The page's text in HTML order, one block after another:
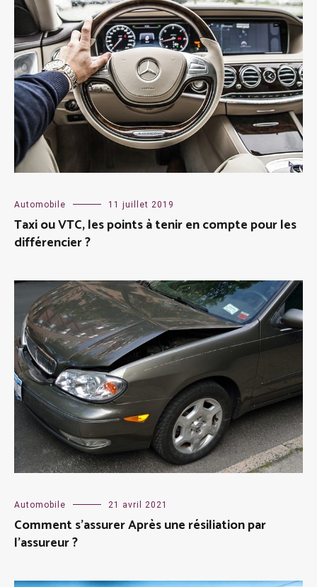
Automobile 11 juillet 2019
Taxi ou VTC, les points à tenir en compte pour les
différencier ?
Automobile 21 avril 2021
Comment s’assurer Après une résiliation par
l’assureur ?